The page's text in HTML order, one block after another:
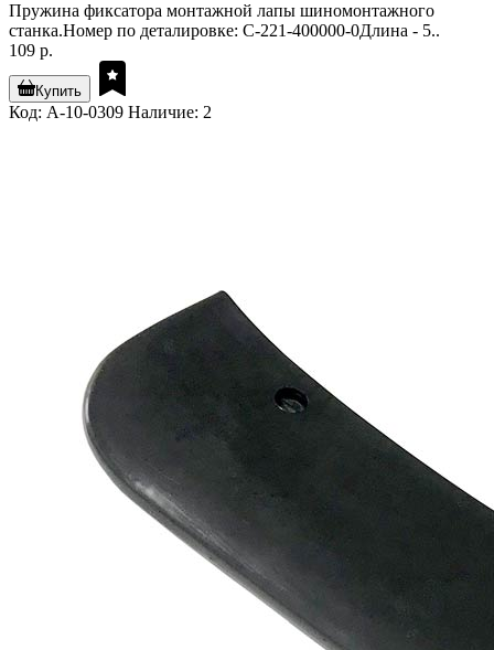
Пружина фиксатора монтажной лапы шиномонтажного
станка.Номер по деталировке: C-221-400000-0Длина - 5..
109 р.
Купить
Код: A-10-0309 Наличие: 2